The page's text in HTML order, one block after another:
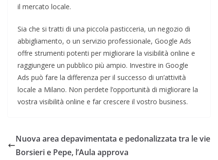
il mercato locale.
Sia che si tratti di una piccola pasticceria, un negozio di
abbigliamento, o un servizio professionale, Google Ads
offre strumenti potenti per migliorare la visibilità online e
raggiungere un pubblico più ampio. Investire in Google
Ads può fare la differenza per il successo di un’attività
locale a Milano. Non perdete l’opportunità di migliorare la
vostra visibilità online e far crescere il vostro business.
Nuova area depavimentata e pedonalizzata tra le vie
Borsieri e Pepe, l’Aula approva